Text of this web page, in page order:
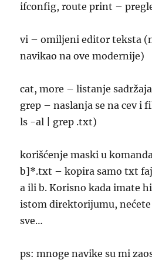
ifconfig, route print –
vi – omiljeni editor teksta
navikao na ove modernije)
cat, more – listanje
grep – naslanja se na cev i
ls -al | grep .txt)
korišćenje maski u
b]*.txt – kopira samo txt
a ili b. Korisno kada imate
istom direktorijumu,
sve…
ps: mnoge navike su mi